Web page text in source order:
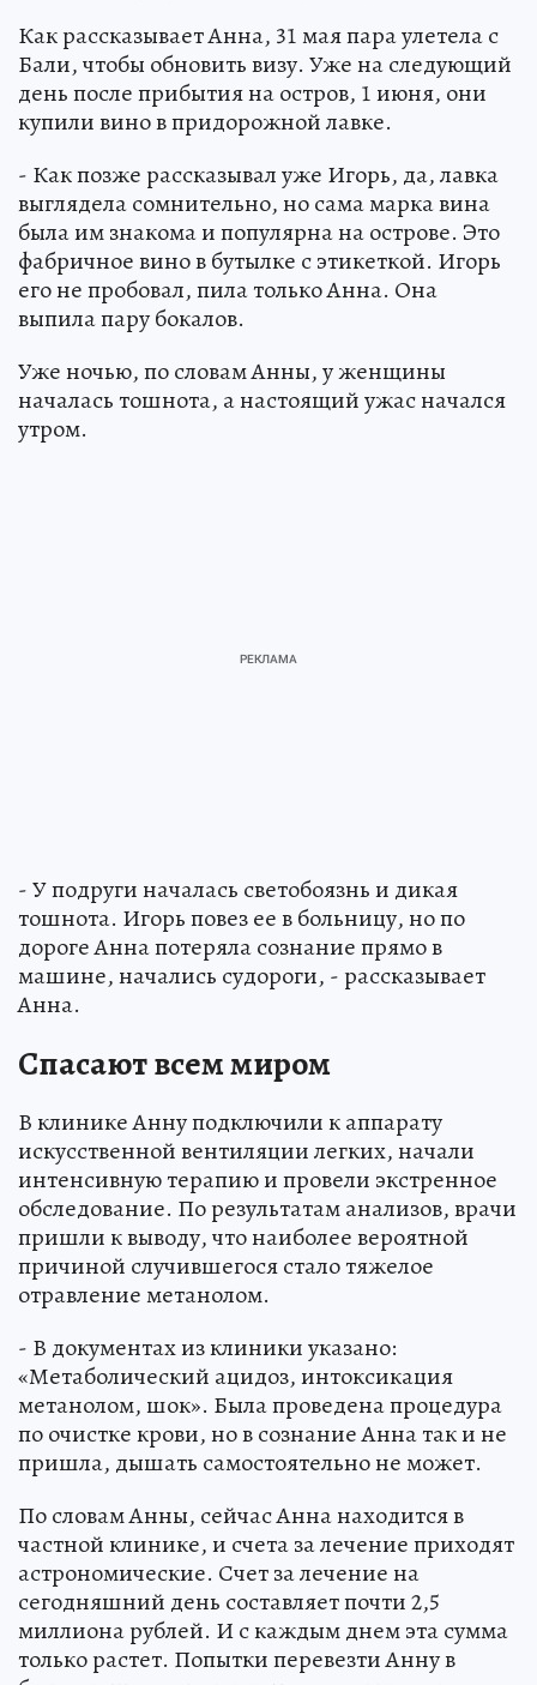
Как рассказывает Анна, 31 мая пара улетела с
Бали, чтобы обновить визу. Уже на следующий
день после прибытия на остров, 1 июня, они
купили вино в придорожной лавке.
- Как позже рассказывал уже Игорь, да, лавка
выглядела сомнительно, но сама марка вина
была им знакома и популярна на острове. Это
фабричное вино в бутылке с этикеткой. Игорь
его не пробовал, пила только Анна. Она
выпила пару бокалов.
Уже ночью, по словам Анны, у женщины
началась тошнота, а настоящий ужас начался
утром.
- У подруги началась светобоязнь и дикая
тошнота. Игорь повез ее в больницу, но по
дороге Анна потеряла сознание прямо в
машине, начались судороги, - рассказывает
Анна.
Спасают всем миром
В клинике Анну подключили к аппарату
искусственной вентиляции легких, начали
интенсивную терапию и провели экстренное
обследование. По результатам анализов, врачи
пришли к выводу, что наиболее вероятной
причиной случившегося стало тяжелое
отравление метанолом.
- В документах из клиники указано:
«Метаболический ацидоз, интоксикация
метанолом, шок». Была проведена процедура
по очистке крови, но в сознание Анна так и не
пришла, дышать самостоятельно не может.
По словам Анны, сейчас Анна находится в
частной клинике, и счета за лечение приходят
астрономические. Счет за лечение на
сегодняшний день составляет почти 2,5
миллиона рублей. И с каждым днем эта сумма
только растет. Попытки перевезти Анну в